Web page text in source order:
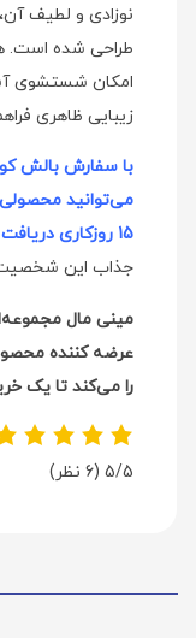
نوزادی و لطیف
طراحی شده است.
امکان شستشوی
زیبایی ظاهری
با سفارش بالش
15 روزکاری دریافت کنید
جذاب این شخصیت
مینی مال
عرضه کننده
را می‌کند تا یک
5/5 (6 نظر)